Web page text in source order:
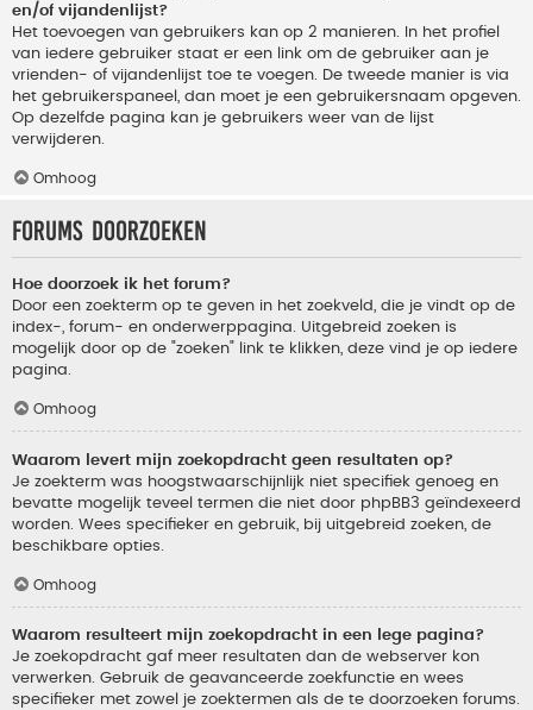
en/of vijandenlijst?
Het toevoegen van gebruikers kan op 2 manieren. In het profiel
van iedere gebruiker staat er een link om de gebruiker aan je
vrienden- of vijandenlijst toe te voegen. De tweede manier is via
het gebruikerspaneel, dan moet je een gebruikersnaam opgeven.
Op dezelfde pagina kan je gebruikers weer van de lijst
verwijderen.
Omhoog
Forums doorzoeken
Hoe doorzoek ik het forum?
Door een zoekterm op te geven in het zoekveld, die je vindt op de
index-, forum- en onderwerppagina. Uitgebreid zoeken is
mogelijk door op de "zoeken" link te klikken, deze vind je op iedere
pagina.
Omhoog
Waarom levert mijn zoekopdracht geen resultaten op?
Je zoekterm was hoogstwaarschijnlijk niet specifiek genoeg en
bevatte mogelijk teveel termen die niet door phpBB3 geïndexeerd
worden. Wees specifieker en gebruik, bij uitgebreid zoeken, de
beschikbare opties.
Omhoog
Waarom resulteert mijn zoekopdracht in een lege pagina?
Je zoekopdracht gaf meer resultaten dan de webserver kon
verwerken. Gebruik de geavanceerde zoekfunctie en wees
specifieker met zowel je zoektermen als de te doorzoeken forums.